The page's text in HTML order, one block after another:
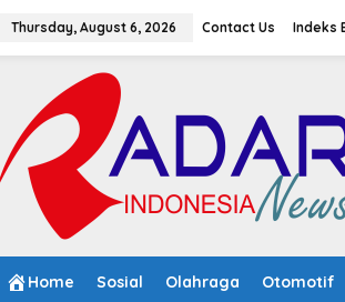
Thursday, August 6, 2026 Contact Us Indeks
Home Sosial Olahraga Otomotif